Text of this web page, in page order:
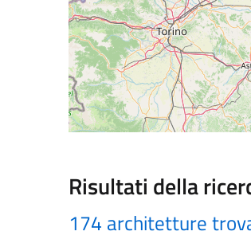
Risultati della
174 architetture